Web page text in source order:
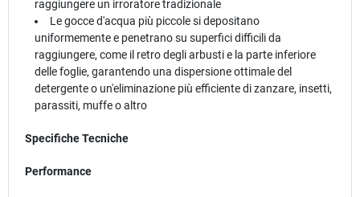
raggiungere un irroratore tradizionale
Le gocce d'acqua più piccole si depositano
uniformemente e penetrano su superfici difficili da
raggiungere, come il retro degli arbusti e la parte inferiore
delle foglie, garantendo una dispersione ottimale del
detergente o un'eliminazione più efficiente di zanzare, insetti,
parassiti, muffe o altro
Specifiche Tecniche
Performance